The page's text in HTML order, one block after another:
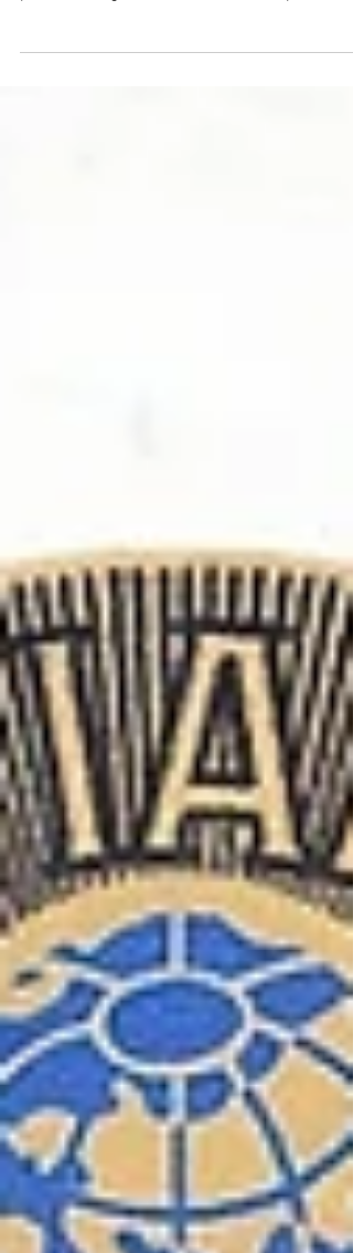
Postup ako som sa dopracoval k titulu AFIAP,
posielať fotografie do FIAP súťaží a splniť...